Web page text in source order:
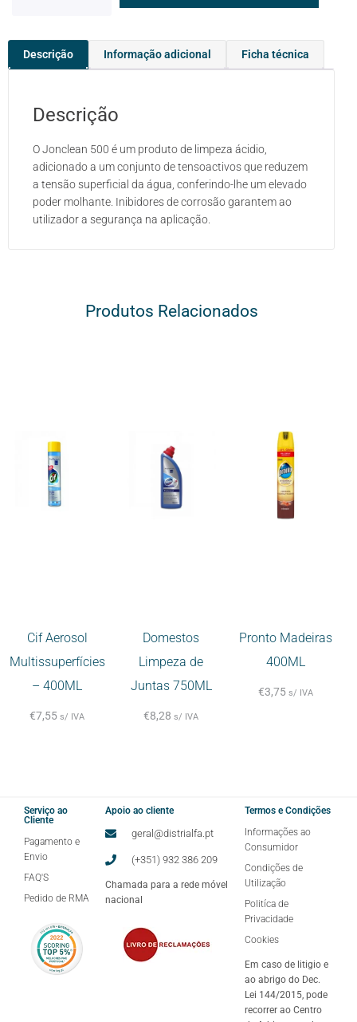
Descrição Informação adicional Ficha técnica
Descrição
O Jonclean 500 é um produto de limpeza ácidio,
adicionado a um conjunto de tensoactivos que reduzem
a tensão superficial da água, conferindo-lhe um elevado
poder molhante. Inibidores de corrosão garantem ao
utilizador a segurança na aplicação.
Produtos Relacionados
Cif Aerosol
Multissuperfícies
– 400ML
€7,55 s/ IVA
Domestos
Limpeza de
Juntas 750ML
€8,28 s/ IVA
Pronto Madeiras
400ML
€3,75 s/ IVA
Serviço ao
Cliente
Pagamento e
Envio
FAQ'S
Pedido de RMA
Apoio ao cliente
geral@distrialfa.pt
(+351) 932 386 209
Chamada para a rede móvel
nacional
Termos e Condições
Informações ao
Consumidor
Condições de
Utilização
Politíca de
Privacidade
Cookies
Em caso de litigio e
ao abrigo do Dec.
Lei 144/2015, pode
recorrer ao Centro